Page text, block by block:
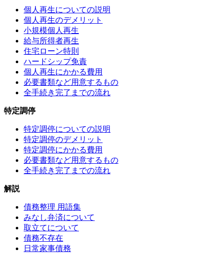
個人再生についての説明
個人再生のデメリット
小規模個人再生
給与所得者再生
住宅ローン特則
ハードシップ免責
個人再生にかかる費用
必要書類など用意するもの
全手続き完了までの流れ
特定調停
特定調停についての説明
特定調停のデメリット
特定調停にかかる費用
必要書類など用意するもの
全手続き完了までの流れ
解説
債務整理 用語集
みなし弁済について
取立てについて
債務不存在
日常家事債務